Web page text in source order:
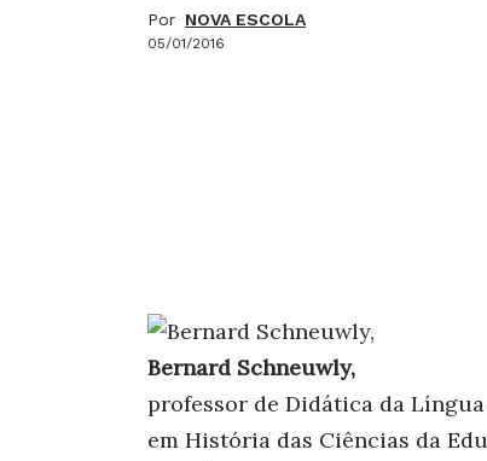
Por NOVA ESCOLA
05/01/2016
Bernard Schneuwly,
professor de Didática da
em História das Ciências da